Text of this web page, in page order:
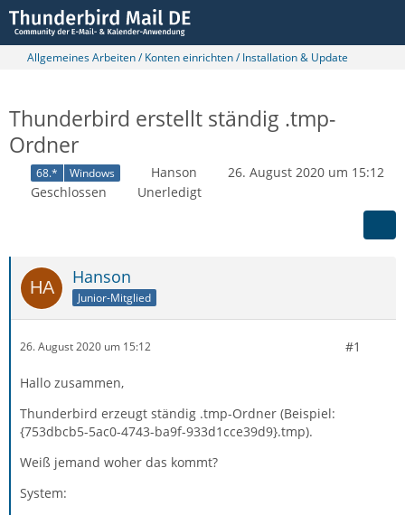
Allgemeines Arbeiten / Konten einrichten / Installation & Update
Thunderbird erstellt ständig .tmp-
Ordner
68.* Windows Hanson
26. August 2020 um 15:12
Geschlossen
Unerledigt
Hanson
Junior-Mitglied
26. August 2020 um 15:12 #1
Hallo zusammen,
Thunderbird erzeugt ständig .tmp-Ordner (Beispiel:
{753dbcb5-5ac0-4743-ba9f-933d1cce39d9}.tmp).
Weiß jemand woher das kommt?
System: